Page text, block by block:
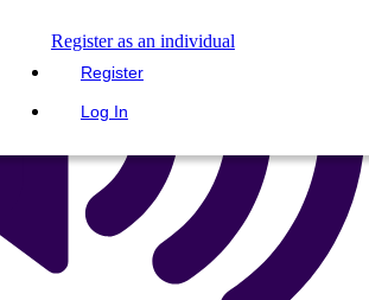
Register as an individual
Register
Log In